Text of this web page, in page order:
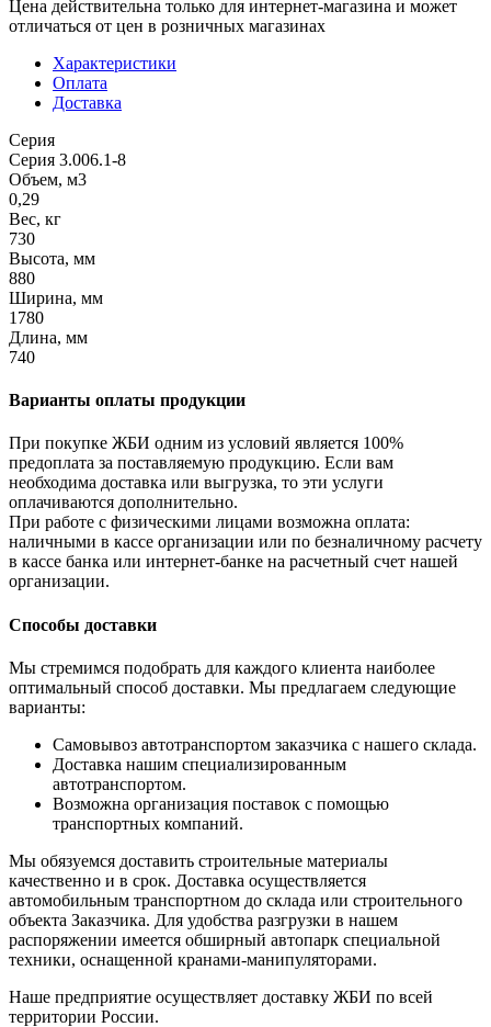
Цена действительна только для интернет-магазина и может
отличаться от цен в розничных магазинах
Характеристики
Оплата
Доставка
Серия
Серия 3.006.1-8
Объем, м3
0,29
Вес, кг
730
Высота, мм
880
Ширина, мм
1780
Длина, мм
740
Варианты оплаты продукции
При покупке ЖБИ одним из условий является 100%
предоплата за поставляемую продукцию. Если вам
необходима доставка или выгрузка, то эти услуги
оплачиваются дополнительно.
При работе с физическими лицами возможна оплата:
наличными в кассе организации или по безналичному расчету
в кассе банка или интернет-банке на расчетный счет нашей
организации.
Способы доставки
Мы стремимся подобрать для каждого клиента наиболее
оптимальный способ доставки. Мы предлагаем следующие
варианты:
Самовывоз автотранспортом заказчика с нашего склада.
Доставка нашим специализированным
автотранспортом.
Возможна организация поставок с помощью
транспортных компаний.
Мы обязуемся доставить строительные материалы
качественно и в срок. Доставка осуществляется
автомобильным транспортном до склада или строительного
объекта Заказчика. Для удобства разгрузки в нашем
распоряжении имеется обширный автопарк специальной
техники, оснащенной кранами-манипуляторами.
Наше предприятие осуществляет доставку ЖБИ по всей
территории России.